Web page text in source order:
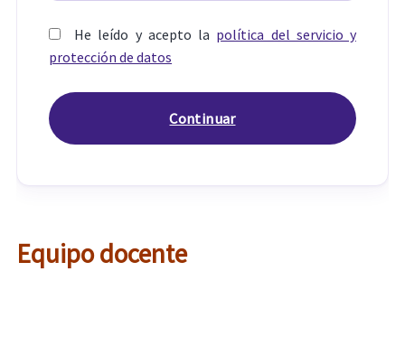
He leído y acepto la política del servicio y
protección de datos
Equipo docente